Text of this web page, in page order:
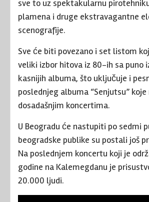
sve to uz spektakularnu
plamena i druge ekstravagantne
scenografije.
Sve će biti povezano i set listom
veliki izbor hitova iz 80-ih sa puno
kasnijih albuma, što uključuje i
poslednjeg albuma “Senjutsu”
dosadašnjim koncertima.
U Beogradu će nastupiti po sedmi
beogradske publike su postali još
Na poslednjem koncertu koji je
godine na Kalemegdanu je
20.000 ljudi.